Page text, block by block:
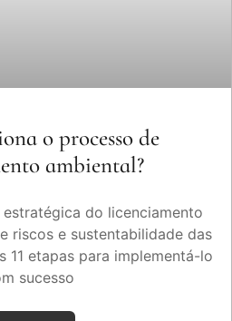
o processo de
ambiental?
do licenciamento
riscos e sustentabilidade das
11 etapas para implementá-lo
sucesso